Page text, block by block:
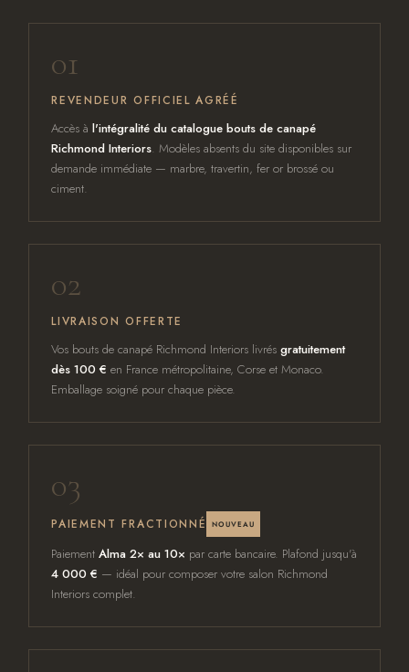
01
REVENDEUR OFFICIEL AGRÉÉ
Accès àl'intégralité du catalogue bouts de canapé
Richmond Interiors. Modèles absents du site disponibles sur
demande immédiate — marbre, travertin, fer or brossé ou
ciment.
02
LIVRAISON OFFERTE
Vos bouts de canapé Richmond Interiors livrésgratuitement
dès 100 € en France métropolitaine, Corse et Monaco.
Emballage soigné pour chaque pièce.
03
PAIEMENT FRACTIONNÉ NOUVEAU
PaiementAlma 2× au 10× par carte bancaire. Plafond jusqu'à
4 000 € — idéal pour composer votre salon Richmond
Interiors complet.